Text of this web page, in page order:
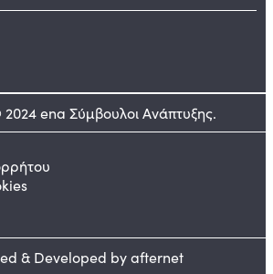
ena Σύμβουλοι Ανάπτυξης.
& Developed by afternet